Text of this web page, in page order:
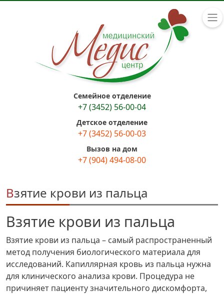
Семейное отделение
+7 (3452) 56-00-04
Детское отделение
+7 (3452) 56-00-03
Вызов на дом
+7 (904) 494-08-00
Взятие крови из пальца
Взятие крови из пальца
Взятие крови из пальца – самый распространенный
метод получения биологического материала для
исследований. Капиллярная кровь из пальца нужна
для клинического анализа крови. Процедура не
причиняет пациенту значительного дискомфорта,